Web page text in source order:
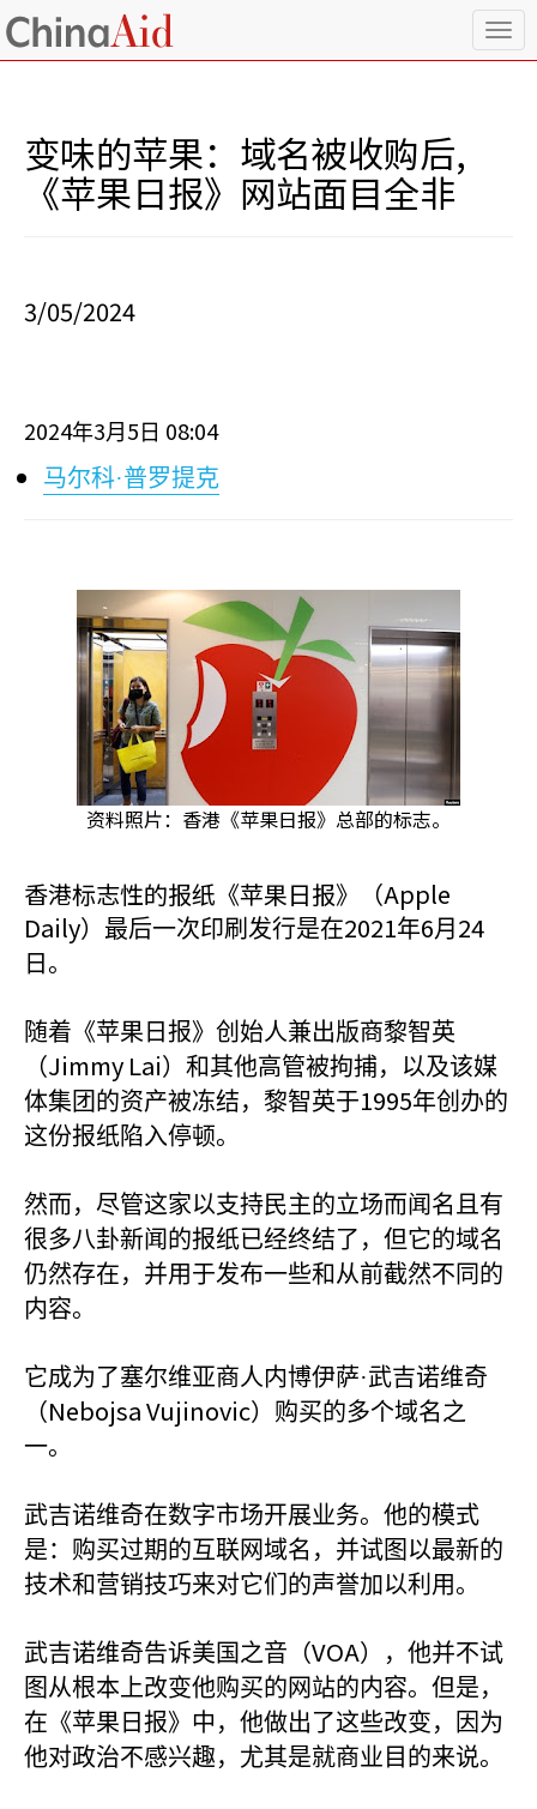
T
o
变味的苹果：域名被收购后,
《苹果日报》网站面目全非
3/05/2024
2024年3月 5 日 08:04
马尔科·普罗提克
资料照片：香港《苹果日报》总部的标志。
香港标志性的报纸《苹果日报》（Apple
Daily）最后一次印刷发行是在2021年6月 24
日。
随着《苹果日报》创始人兼出版商黎智英
（Jimmy Lai）和其他高管被拘捕，以及该媒
体集团的资产被冻结，黎智英于1995年创办的
这份报纸陷入停顿。
然而，尽管这家以支持民主的立场而闻名且有
很多八卦新闻的报纸已经终结了，但它的域名
仍然存在，并用于发布一些和从前截然不同的
内容。
它成为了塞尔维亚商人内博伊萨·武吉诺维奇
（Nebojsa Vujinovic）购买的多个域名之
一。
武吉诺维奇在数字市场开展业务。他的模式
是：购买过期的互联网域名，并试图以最新的
技术和营销技巧来对它们的声誉加以利用。
武吉诺维奇告诉美国之音（VOA），他并不试
图从根本上改变他购买的网站的内容。但是，
在《苹果日报》中，他做出了这些改变，因为
他对政治不感兴趣，尤其是就商业目的来说。